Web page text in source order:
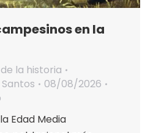
en la
la historia
08/08/2026
Edad Media